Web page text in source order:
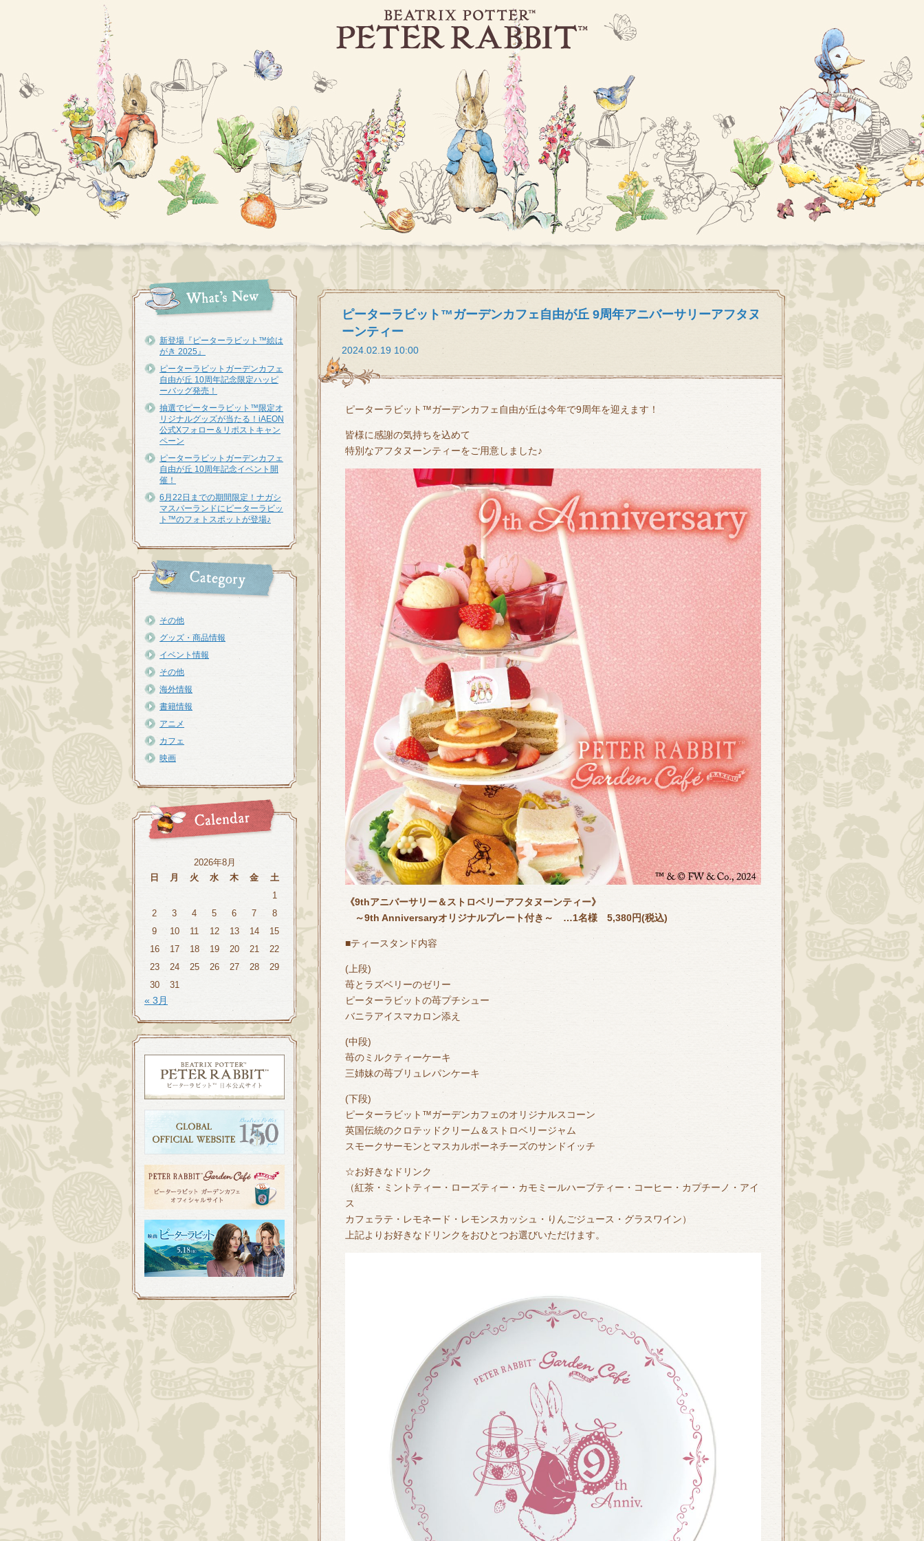
新登場『ピーターラビット™︎絵は
がき 2025』
ピーターラビットガーデンカフェ
自由が丘 10周年記念限定ハッピ
ーバッグ発売！
抽選でピーターラビット™限定オ
リジナルグッズが当たる！iAEON
公式Xフォロー＆リポストキャン
ペーン
ピーターラビットガーデンカフェ
自由が丘 10周年記念イベント開
催！
6月22日までの期間限定！ナガシ
マスパーランドにピーターラビッ
ト™のフォトスポットが登場♪
その他
グッズ・商品情報
イベント情報
その他
海外情報
書籍情報
アニメ
カフェ
映画
2026年8月
日
月 火 水 木 金
土
1
2
3 4 5 6 7
8
9
10 11 12 13 14
15
16
17 18 19 20 21
22
23
24 25 26 27 28
29
30
31
« 3月
ピーターラビット™ガーデンカフェ自由が丘 9周年アニバーサリーアフタヌ
ーンティー
2024.02.19 10:00
ピーターラビット™ガーデンカフェ自由が丘は今年で9周年を迎えます！
皆様に感謝の気持ちを込めて
特別なアフタヌーンティーをご用意しました♪
《9thアニバーサリー＆ストロベリーアフタヌーンティー》
～9th Anniversaryオリジナルプレート付き～ …1名様 5,380円(税込)
■ティースタンド内容
(上段)
苺とラズベリーのゼリー
ピーターラビットの苺プチシュー
バニラアイスマカロン添え
(中段)
苺のミルクティーケーキ
三姉妹の苺ブリュレパンケーキ
(下段)
ピーターラビット™ガーデンカフェのオリジナルスコーン
英国伝統のクロテッドクリーム＆ストロベリージャム
スモークサーモンとマスカルポーネチーズのサンドイッチ
☆お好きなドリンク
（紅茶・ミントティー・ローズティー・カモミールハーブティー・コーヒー・カプチーノ・アイ
ス
カフェラテ・レモネード・レモンスカッシュ・りんごジュース・グラスワイン）
上記よりお好きなドリンクをおひとつお選びいただけます。